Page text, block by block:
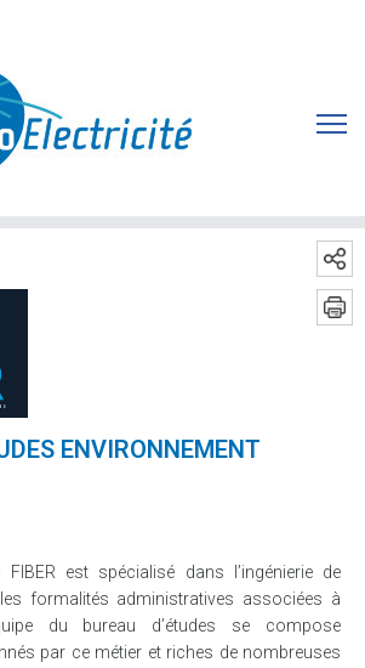
ENVIRONNEMENT
FIBER est spécialisé dans l’ingénierie de
les formalités administratives associées à
du bureau d’études se compose
par ce métier et riches de nombreuses